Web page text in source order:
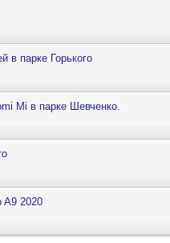
в парке Горького
Mi в парке Шевченко.
A9 2020